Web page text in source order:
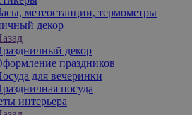
метеостанции, термометры
декор
декор
праздников
для вечеринки
посуда
интерьера